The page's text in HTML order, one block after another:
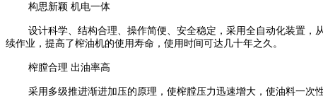
构思新颖 机电一体
设计科学、结构合理、操作简便、安全稳定，采用全自动化装置
续作业，提高了榨油机的使用寿命，使用时间可达几十年之久。
榨膛合理 出油率高
采用多级推进渐进加压的原理，使榨膛压力迅速增大，使油料一次